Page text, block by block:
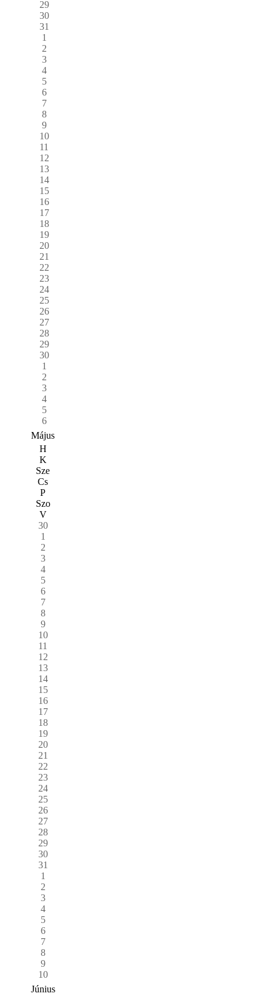
29
30
31
1
2
3
4
5
6
7
8
9
10
11
12
13
14
15
16
17
18
19
20
21
22
23
24
25
26
27
28
29
30
1
2
3
4
5
6
Május
H
K
Sze
Cs
P
Szo
V
30
1
2
3
4
5
6
7
8
9
10
11
12
13
14
15
16
17
18
19
20
21
22
23
24
25
26
27
28
29
30
31
1
2
3
4
5
6
7
8
9
10
Június